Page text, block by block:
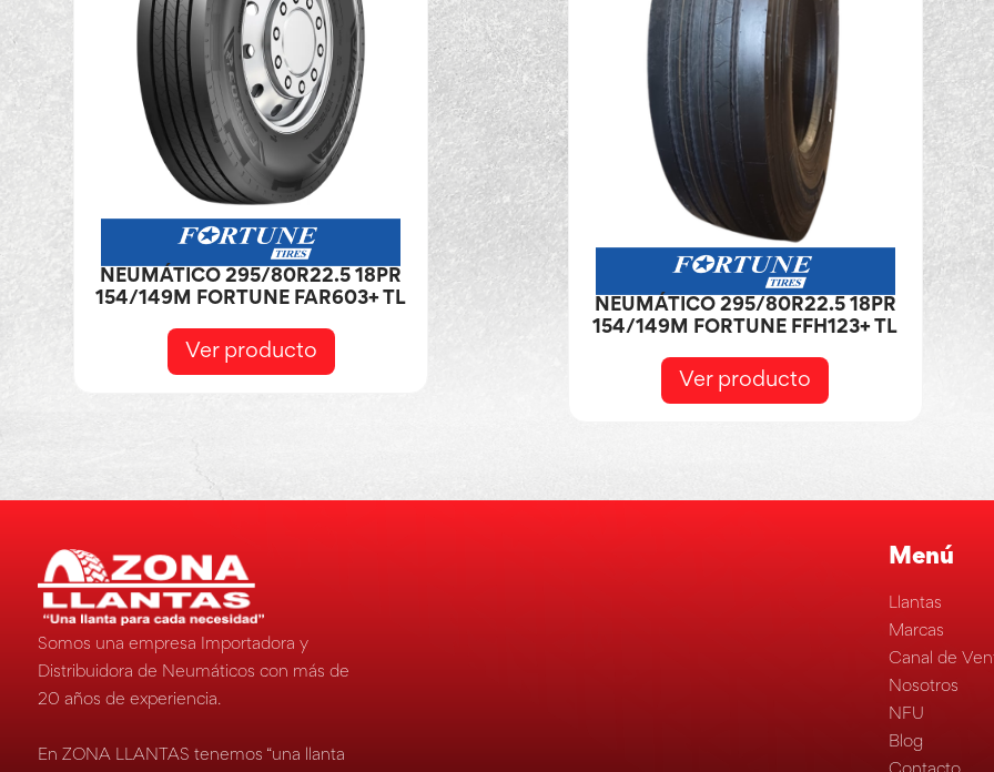
NEUMÁTICO 295/80R22.5 18PR
154/149M FORTUNE FAR603+ TL
Ver producto
NEUMÁTICO 295/80R22.5 18PR
154/149M FORTUNE FFH123+ TL
Ver producto
Somos una empresa Importadora y
Distribuidora de Neumáticos con más de
20 años de experiencia.
En ZONA LLANTAS tenemos “una llanta
Menú
Llantas
Marcas
Canal de
Nosotros
NFU
Blog